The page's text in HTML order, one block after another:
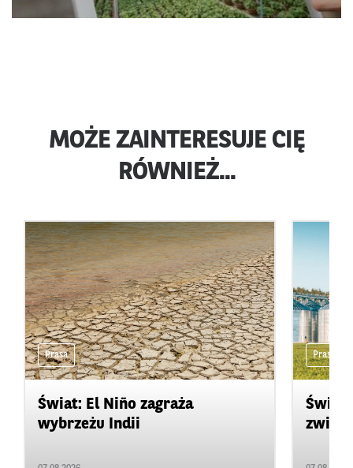
MOŻE ZAINTERESUJE CIĘ
RÓWNIEŻ...
Prasa
Świat: El Niño zagraża
wybrzeżu Indii
Prasa